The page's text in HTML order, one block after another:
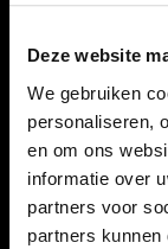
Deze website
We gebruiken
personaliseren,
en om ons
informatie over
partners voor
partners
VEELGESTELDE
CONTACT
WERKEN BIJ